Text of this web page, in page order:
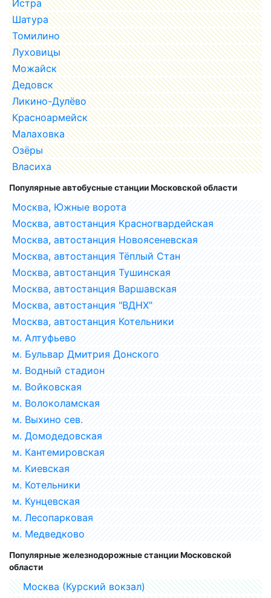
Истра
Шатура
Томилино
Луховицы
Можайск
Дедовск
Ликино-Дулёво
Красноармейск
Малаховка
Озёры
Власиха
Популярные автобусные станции Московской области
Москва, Южные ворота
Москва, автостанция Красногвардейская
Москва, автостанция Новоясеневская
Москва, автостанция Тёплый Стан
Москва, автостанция Тушинская
Москва, автостанция Варшавская
Москва, автостанция "ВДНХ"
Москва, автостанция Котельники
м. Алтуфьево
м. Бульвар Дмитрия Донского
м. Водный стадион
м. Войковская
м. Волоколамская
м. Выхино сев.
м. Домодедовская
м. Кантемировская
м. Киевская
м. Котельники
м. Кунцевская
м. Лесопарковая
м. Медведково
Популярные железнодорожные станции Московской
области
Москва (Курский вокзал)